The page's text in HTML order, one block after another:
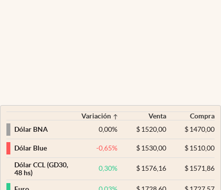
Variación Venta
Compra
Dólar BNA
0,00% $ 1520,00 $1470,00
Dólar Blue -0,65% $ 1530,00 $1510,00
Dólar CCL (GD30,
48 hs)
0,30% $ 1576,16 $1571,86